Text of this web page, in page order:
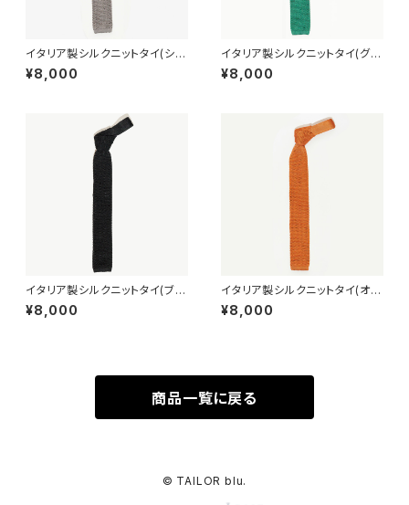
イタリア製シルクニットタイ(シル
バー)
¥8,000
イタリア製シルクニットタイ(グリ
ーン)
¥8,000
イタリア製シルクニットタイ(ブラ
ック)
¥8,000
イタリア製シルクニットタイ(オレ
ンジ)
¥8,000
商品一覧に戻る
© TAILOR blu.